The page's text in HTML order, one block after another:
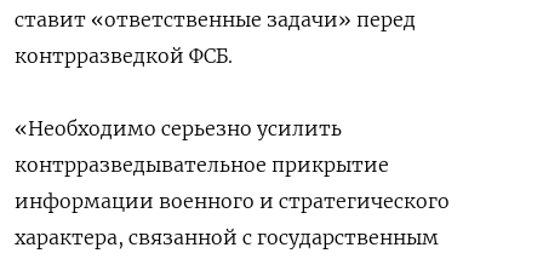
ставит «ответственные задачи» перед
контрразведкой ФСБ.
«Необходимо серьезно усилить
контрразведывательное прикрытие
информации военного и стратегического
характера, связанной с государственным